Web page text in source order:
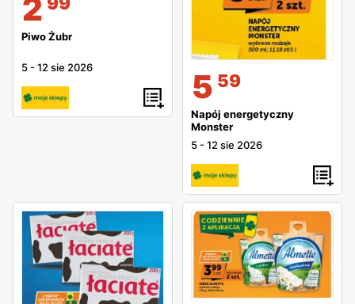
2
Piwo Żubr
5 -12 sie 2026 5 59
Napój energetyczny
Monster
5 -12 sie 2026